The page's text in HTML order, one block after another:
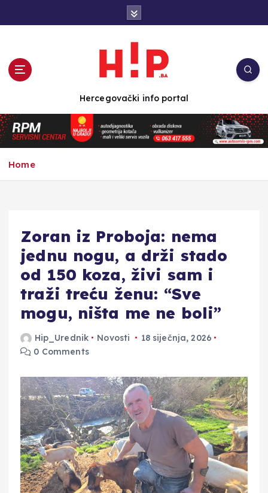
n
t
e
Hercegovački info portal
Home
Zoran iz Proboja: nema
jednu nogu, a drži stado
od 150 koza, živi sam i
traži treću ženu: “Sve
mogu, ništa me ne boli”
Hip_Urednik Novosti
18 siječnja, 2026
0 Comments